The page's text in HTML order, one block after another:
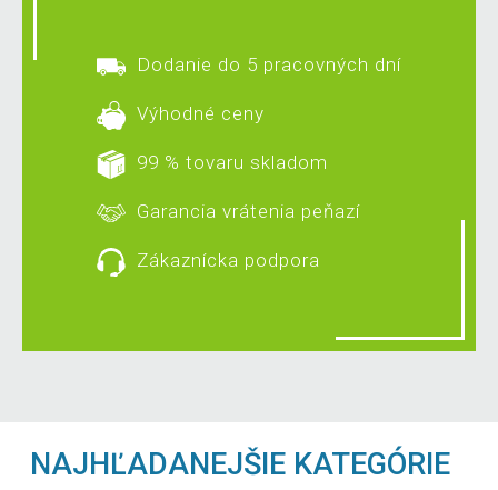
Dodanie do 5 pracovných dní
Výhodné ceny
99 % tovaru skladom
Garancia vrátenia peňazí
Zákaznícka podpora
NAJHĽADANEJŠIE KATEGÓRIE